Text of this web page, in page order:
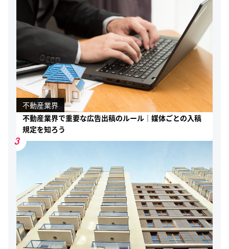
不動産業界
不動産業界で重要な広告出稿のルール｜媒体ごとの入稿
規定を知ろう
3